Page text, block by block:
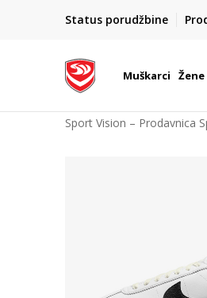
Status porudžbinePOZOVITE
Muškarci Žene
Sport Vision – Prodavnica